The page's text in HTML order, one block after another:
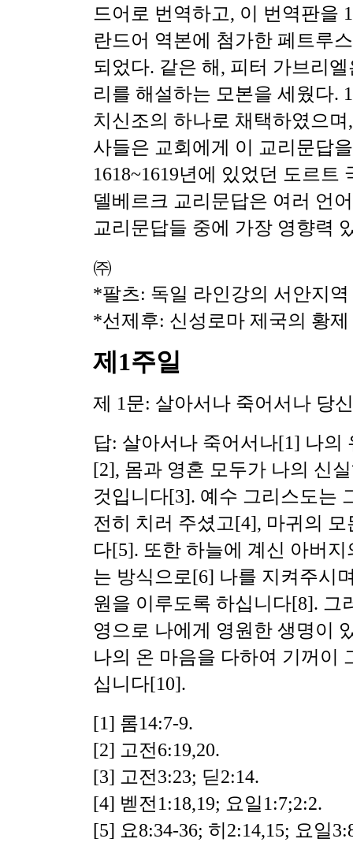
드어로 번역하고, 이 번역판을
란드어 역본에 첨가한 페트루
되었다. 같은 해, 피터 가브리
리를 해설하는 모본을 세웠다.
치신조의 하나로 채택하였으
사들은 교회에게 이 교리문답
1618~1619년에 있었던 도르
델베르크 교리문답은 여러 언
교리문답들 중에 가장 영향력
㈜
*팔츠: 독일 라인강의 서안지역
*선제후: 신성로마 제국의 황
제1주일
제 1문: 살아서나 죽어서나 당
답: 살아서나 죽어서나[1] 나의
[2], 몸과 영혼 모두가 나의 신
것입니다[3]. 예수 그리스도는
전히 치러 주셨고[4], 마귀의
다[5]. 또한 하늘에 계신 아버
는 방식으로[6] 나를 지켜주시
원을 이루도록 하십니다[8]. 그
영으로 나에게 영원한 생명이
나의 온 마음을 다하여 기꺼이
십니다[10].
[1] 롬14:7-9.
[2] 고전6:19,20.
[3] 고전3:23; 딛2:14.
[4] 벧전1:18,19; 요일1:7;2:2.
[5] 요8:34-36; 히2:14,15; 요일